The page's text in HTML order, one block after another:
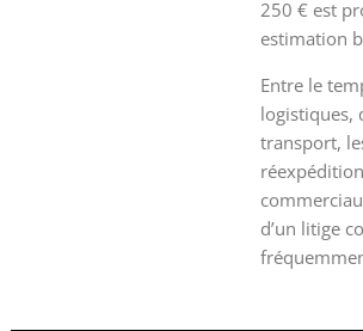
250 € est
estimation
Entre le
logistiques,
transport,
d’un litige